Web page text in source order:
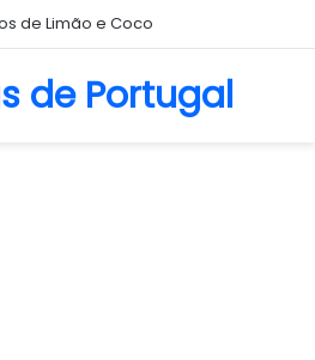
de Portugal